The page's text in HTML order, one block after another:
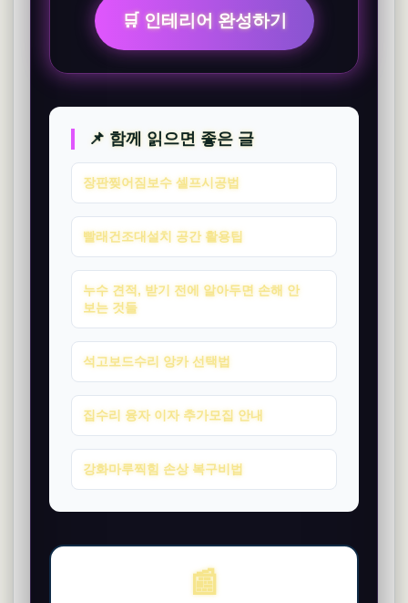
🛒 인테리어 완성하기
📌 함께 읽으면 좋은 글
장판찢어짐보수 셀프시공법
빨래건조대설치 공간 활용팁
누수 견적, 받기 전에 알아두면 손해 안
보는 것들
석고보드수리 앙카 선택법
집수리 융자 이자 추가모집 안내
강화마루찍힘 손상 복구비법
📰